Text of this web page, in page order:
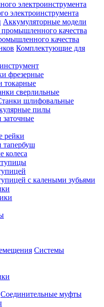
электроинструмента
Аккумуляторные модели
качества
Комплектующие для
фрезерные
токарные
сверлильные
шлифовальные
пилы
заточные
рейки
тапербуш
колеса
с калеными зубьями
Системы
Соединительные муфты